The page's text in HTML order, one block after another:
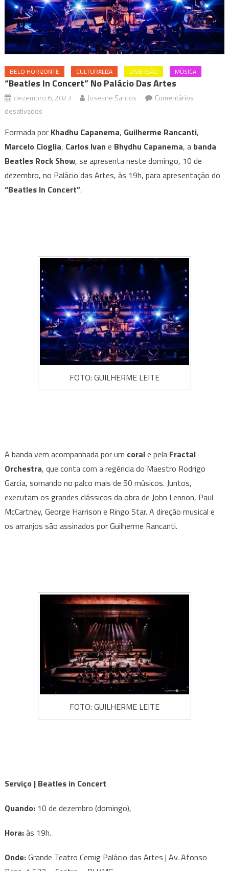
BELO HORIZONTE CULTURALIZA DIVERSÃO MÚSICA
“Beatles In Concert” No Palácio Das Artes
dezembro 6, 2023 Joseane Santos
Comentários
desativadosem
in
Concert”
no
Palácio
das
Formada por Khadhu Capanema, Guilherme Rancanti,
Marcelo Cioglia, Carlos Ivan e Bhydhu Capanema, a banda
Beatles Rock Show, se apresenta neste domingo, 10 de
dezembro, no Palácio das Artes, às 19h, para apresentação do
“Beatles In Concert”.
FOTO: GUILHERME LEITE
A banda vem acompanhada por um corale pela Fractal
Orchestra, que conta com a regência do Maestro Rodrigo
Garcia, somando no palco mais de 50 músicos. Juntos,
executam os grandes clássicos da obra de John Lennon, Paul
McCartney, George Harrison e Ringo Star. A direção musical e
os arranjos são assinados por Guilherme Rancanti.
FOTO: GUILHERME LEITE
Serviço | Beatles in Concert
Quando:10 de dezembro (domingo),
Hora:às 19h.
Onde:Grande Teatro Cemig Palácio das Artes | Av. Afonso